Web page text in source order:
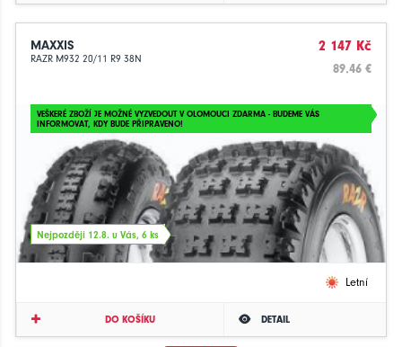
MAXXIS
RAZR M932 20/11 R9 38N
2 147 Kč
89.46 €
VEŠKERÉ ZBOŽÍ JE MOŽNÉ VYZVEDOUT V OLOMOUCI ZDARMA - BUDEME VÁS
INFORMOVAT, KDY BUDE PŘIPRAVENO!
Nejpozději 12.8. u Vás, 6 ks
Letní
DO KOŠÍKU DETAIL